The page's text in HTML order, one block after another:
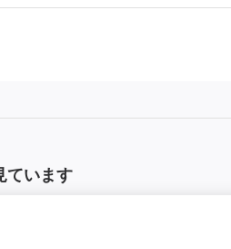
ています